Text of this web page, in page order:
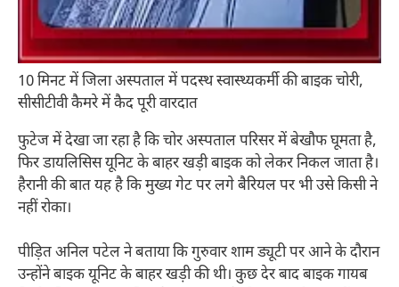
10 मिनट में जिला अस्पताल में पदस्थ स्वास्थ्यकर्मी की बाइक चोरी,
सीसीटीवी कैमरे में कैद पूरी वारदात
फुटेज में देखा जा रहा है कि चोर अस्पताल परिसर में बेखौफ घूमता है,
फिर डायलिसिस यूनिट के बाहर खड़ी बाइक को लेकर निकल जाता है।
हैरानी की बात यह है कि मुख्य गेट पर लगे बैरियल पर भी उसे किसी ने
नहीं रोका।
पीड़ित अनिल पटेल ने बताया कि गुरुवार शाम ड्यूटी पर आने के दौरान
उन्होंने बाइक यूनिट के बाहर खड़ी की थी। कुछ देर बाद बाइक गायब